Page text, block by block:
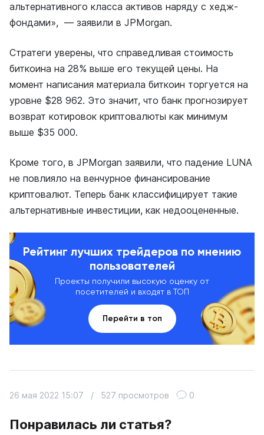
альтернативного класса активов наряду с хедж-
фондами», — заявили в JPMorgan.
Стратеги уверены, что справедливая стоимость
биткоина на 28% выше его текущей цены. На
момент написания материала биткоин торгуется на
уровне $28 962. Это значит, что банк прогнозирует
возврат котировок криптовалюты как минимум
выше $35 000.
Кроме того, в JPMorgan заявили, что падение LUNA
не повлияло на венчурное финансирование
криптовалют. Теперь банк классифицирует такие
альтернативные инвестиции, как недооцененные.
Рейтинг лучших трейдеров по мнению
пользователей
Проекты получили высокую оценку от
посетителей и входят в ТОП
Перейти в топ
Понравилась ли статья?
26 мая 2022 15:07 / 527 просмотров 0